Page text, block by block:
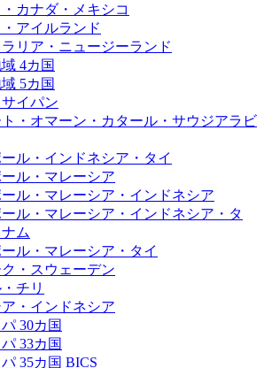
カナダ・メキシコ
アイルランド
リア・ニュージーランド
4カ国
5カ国
イパン
・オマーン・カタール・サウジアラビ
ル・インドネシア・タイ
ル・マレーシア
ル・マレーシア・インドネシア
ル・マレーシア・インドネシア・タ
ム
ル・マレーシア・タイ
・スウェーデン
チリ
・インドネシア
30カ国
33カ国
35カ国 BICS